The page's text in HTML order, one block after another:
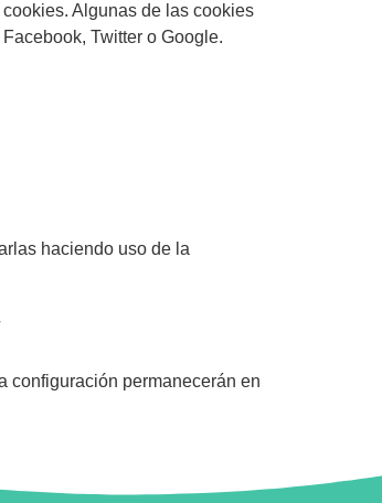
Algunas de las cookies
Twitter o Google.
haciendo uso de la
configuración permanecerán en